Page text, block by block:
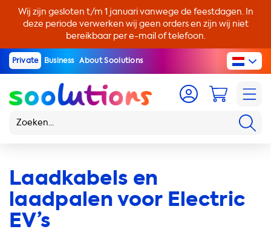
Wij zijn gesloten t/m 1 januari vanwege de feestdagen. In
deze periode verwerken wij geen orders en zijn wij niet
bereikbaar per e-mail of telefoon.
Private Business About Soolutions
Laadkabels en
laadpalen voor Electric
EV’s